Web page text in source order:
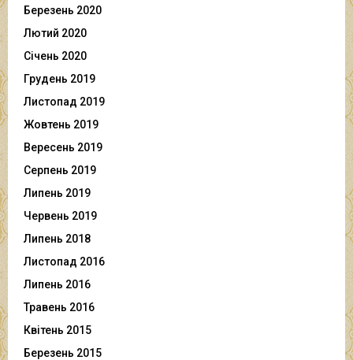
Березень 2020
Лютий 2020
Січень 2020
Грудень 2019
Листопад 2019
Жовтень 2019
Вересень 2019
Серпень 2019
Липень 2019
Червень 2019
Липень 2018
Листопад 2016
Липень 2016
Травень 2016
Квітень 2015
Березень 2015